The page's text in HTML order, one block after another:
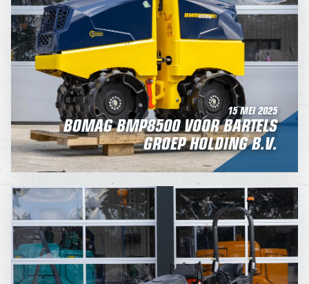
15 MEI 2025
BOMAG BMP8500 VOOR BARTELS
GROEP HOLDING B.V.